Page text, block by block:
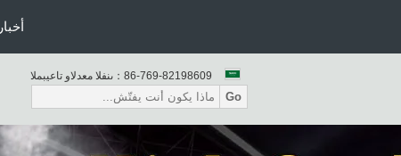
أخبار
المبيعات والدعم الفنى： 86-769-82198609
Go
باب خلفي كهربائي